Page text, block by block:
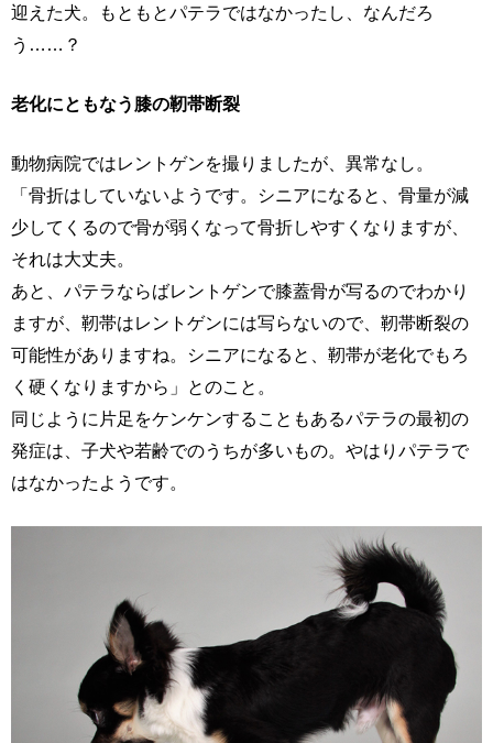
迎えた犬。もともとパテラではなかったし、なんだろ
う……？
老化にともなう膝の靭帯断裂
動物病院ではレントゲンを撮りましたが、異常なし。
「骨折はしていないようです。シニアになると、骨量が減
少してくるので骨が弱くなって骨折しやすくなりますが、
それは大丈夫。
あと、パテラならばレントゲンで膝蓋骨が写るのでわかり
ますが、靭帯はレントゲンには写らないので、靭帯断裂の
可能性がありますね。シニアになると、靭帯が老化でもろ
く硬くなりますから」とのこと。
同じように片足をケンケンすることもあるパテラの最初の
発症は、子犬や若齢でのうちが多いもの。やはりパテラで
はなかったようです。